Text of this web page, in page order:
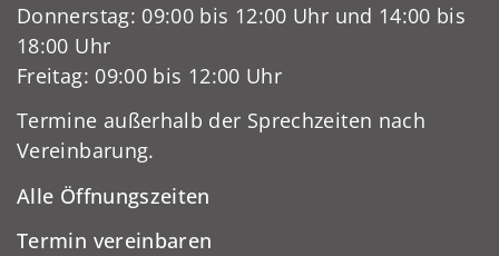
Donnerstag: 09:00 bis 12:00 Uhr und 14:00 bis
18:00 Uhr
Freitag: 09:00 bis 12:00 Uhr
Termine außerhalb der Sprechzeiten nach
Vereinbarung.
Alle Öffnungszeiten
Termin vereinbaren